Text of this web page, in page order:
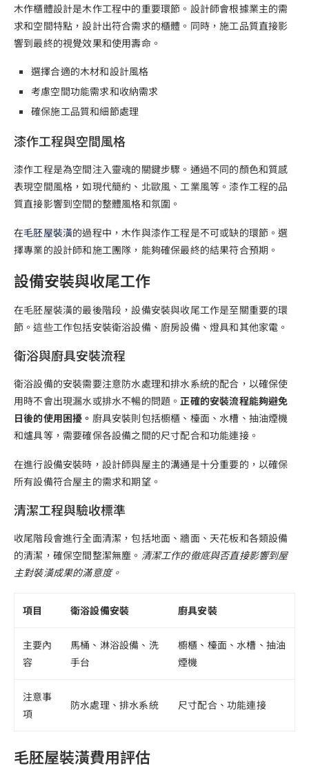
木作櫃體設計是木作工程中的重要環節。設計師會根據業主的需
求和空間特點，設計出符合需求的櫃體。同時，施工品質直接影
響到最終的視覺效果和使用壽命。
選擇合適的木材和設計風格
考慮空間功能需求和收納需求
確保施工品質和細節處理
漆作工程與空間風格
漆作工程是為空間注入靈魂的關鍵步驟。通過不同的顏色和質感
表現空間風格，如現代簡約、北歐風、工業風等。漆作工程的品
質直接影響到空間的整體風格和氛圍。
在毛胚屋裝潢的過程中，木作與漆作工程是不可或缺的環節。選
擇專業的設計師和施工團隊，能夠確保最終的結果符合預期。
設備安裝與收尾工作
在毛胚屋裝潢的最後階段，設備安裝與收尾工作是至關重要的環
節。這些工作包括安裝衛浴設備、廚房設備、燈具和其他家電。
衛浴與廚具安裝流程
衛浴設備的安裝需要注意防水處理和排水系統的配合，以確保使
用時不會出現漏水或排水不暢的問題。 正確的安裝流程能夠避免
日後的使用困擾。 廚具安裝則包括櫥櫃、檯面、水槽、抽油煙機
和爐具等，需要確保各設備之間的尺寸配合和功能連接。
在進行設備安裝時，設計師與屋主的溝通是十分重要的，以確保
所有設備符合屋主的需求和期望。
清潔工程與驗收標準
收尾階段會進行全面清潔，包括地面、牆面、天花板和各類設備
的清潔，確保空間整潔無塵。 清潔工作的徹底與否直接影響到屋
主對裝潢成果的滿意度。
項目 衛浴設備安裝 廚具安裝
主要內
容
馬桶、淋浴設備、洗
手台
櫥櫃、檯面、水槽、抽油
煙機
注意事
項
防水處理、排水系統 尺寸配合、功能連接
毛胚屋裝潢費用評估